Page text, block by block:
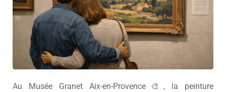
Au Musée Granet Aix-en-Provence🎨, la peinture